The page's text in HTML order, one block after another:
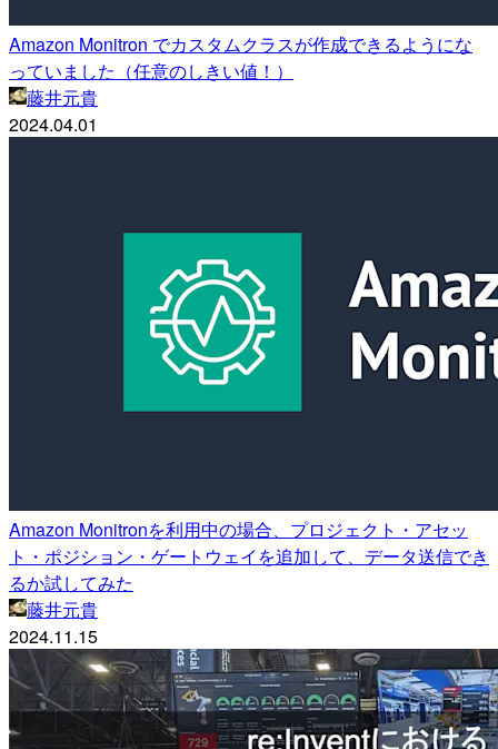
Amazon Monitron でカスタムクラスが作成できるようにな
っていました（任意のしきい値！）
藤井元貴
2024.04.01
Amazon Monitronを利用中の場合、プロジェクト・アセッ
ト・ポジション・ゲートウェイを追加して、データ送信でき
るか試してみた
藤井元貴
2024.11.15